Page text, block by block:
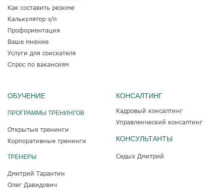
Как составить резюме
Калькулятор з/п
Профориентация
Ваше мнение
Услуги для соискателя
Спрос по вакансиям
ОБУЧЕНИЕ
ПРОГРАММЫ ТРЕНИНГОВ
Открытые тренинги
Корпоративные тренинги
ТРЕНЕРЫ
Дмитрий Тарантин
Олег Давидович
КОНСАЛТИНГ
Кадровый консалтинг
Управленческий консалтинг
КОНСУЛЬТАНТЫ
Седых Дмитрий